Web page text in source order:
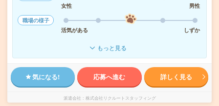
女性
男性
職場の様子
活気がある
しずか
もっと見る
気になる! 応募へ進む 詳しく見る
派遣会社 株式会社リクルートスタッフィング